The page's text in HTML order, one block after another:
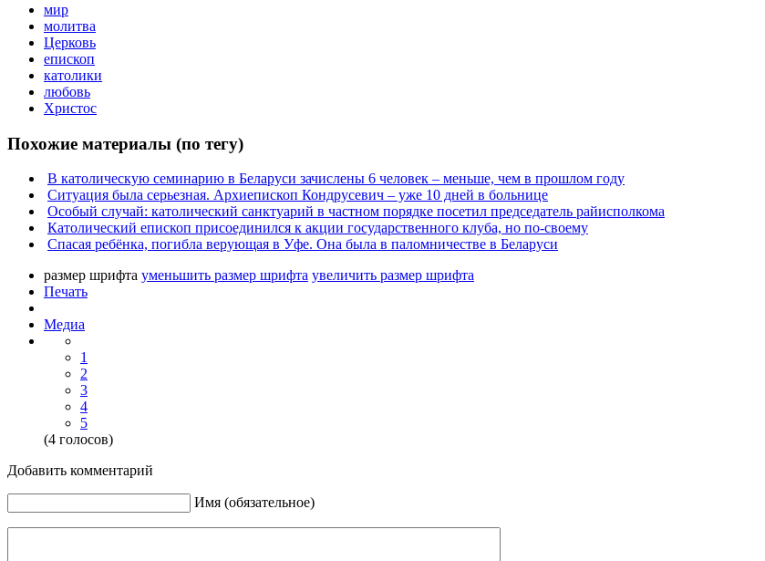
мир
молитва
Церковь
епископ
католики
любовь
Христос
Похожие материалы (по тегу)
В католическую семинарию в Беларуси зачислены 6 человек – меньше, чем в прошлом году
Ситуация была серьезная. Архиепископ Кондрусевич – уже 10 дней в больнице
Особый случай: католический санктуарий в частном порядке посетил председатель райисполкома
Католический епископ присоединился к акции государственного клуба, но по-своему
Спасая ребёнка, погибла верующая в Уфе. Она была в паломничестве в Беларуси
размер шрифта уменьшить размер шрифта увеличить размер шрифта
Печать
Медиа
1
2
3
4
5
(4 голосов)
Добавить комментарий
Имя (обязательное)